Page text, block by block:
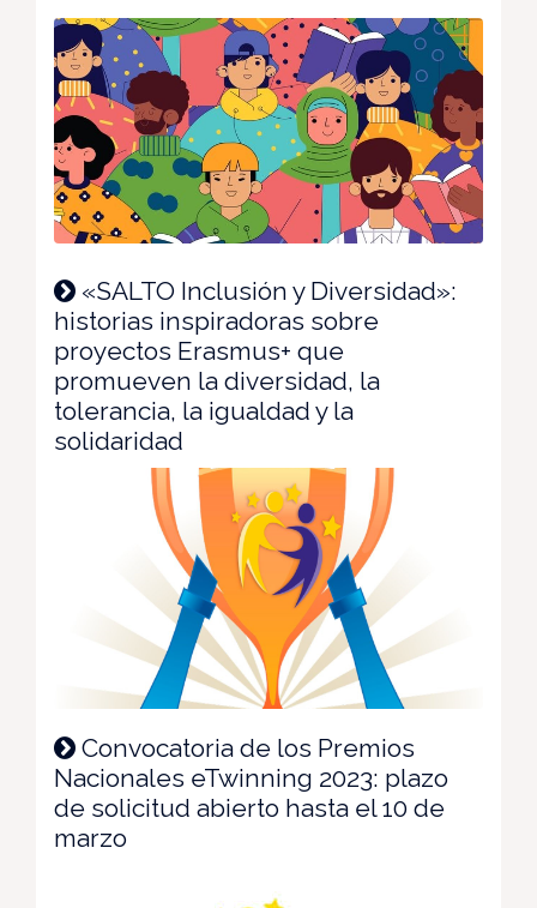
«SALTO Inclusión y Diversidad»:
historias inspiradoras sobre
proyectos Erasmus+ que
promueven la diversidad, la
tolerancia, la igualdad y la
solidaridad
Convocatoria de los Premios
Nacionales eTwinning 2023: plazo
de solicitud abierto hasta el 10 de
marzo